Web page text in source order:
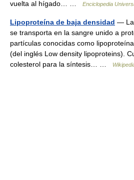
vuelta al hígado… …
Enciclopedia
Lipoproteína de baja densidad — La
se transporta en la sangre unido a
partículas conocidas como
(del inglés Low density lipoproteins).
colesterol para la síntesis… …